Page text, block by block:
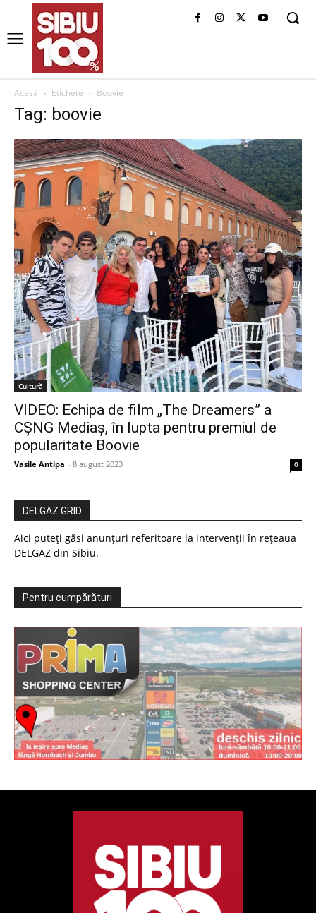
Acasă Etichete Boovie
Tag: boovie
Cultură
VIDEO: Echipa de film „The Dreamers” a
CȘNG Mediaș, în lupta pentru premiul de
popularitate Boovie
Vasile Antipa - 8 august 2023 0
DELGAZ GRID
Aici puteți găsi anunțuri referitoare la intervenții în rețeaua
DELGAZ din Sibiu.
Pentru cumpărături